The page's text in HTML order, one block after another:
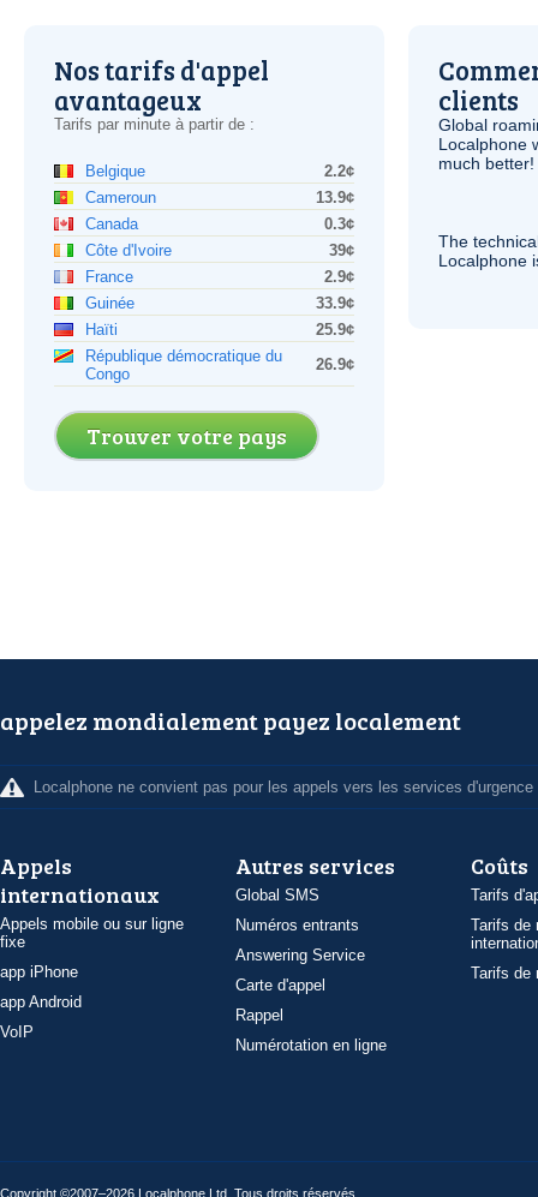
Nos tarifs d'appel
avantageux
Tarifs par minute à partir de :
Belgique
2.2¢
Cameroun
13.9¢
Canada
0.3¢
Côte d'Ivoire
39¢
France
2.9¢
Guinée
33.9¢
Haïti
25.9¢
République démocratique du
Congo
26.9¢
Trouver votre pays
clients
Global
Localphone
much better!
The
Localphone
appelez mondialement payez localement
Localphone ne convient pas pour les appels vers les services d'urgence
Appels
internationaux
Appels mobile ou sur ligne
fixe
app iPhone
app Android
VoIP
Autres services
Global SMS
Numéros entrants
Answering Service
Carte d'appel
Rappel
Numérotation en ligne
Coûts
Tarifs
Tarifs de
Tarifs de
Copyright ©2007–2026 Localphone Ltd . Tous droits réservés